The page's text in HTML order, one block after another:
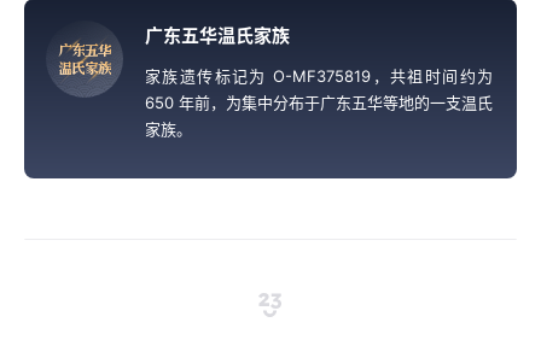
广东五华
温氏家族
广东五华温氏家族
家族遗传标记为 O-MF375819，共祖时间约为
650 年前，为集中分布于广东五华等地的一支温氏
家族。